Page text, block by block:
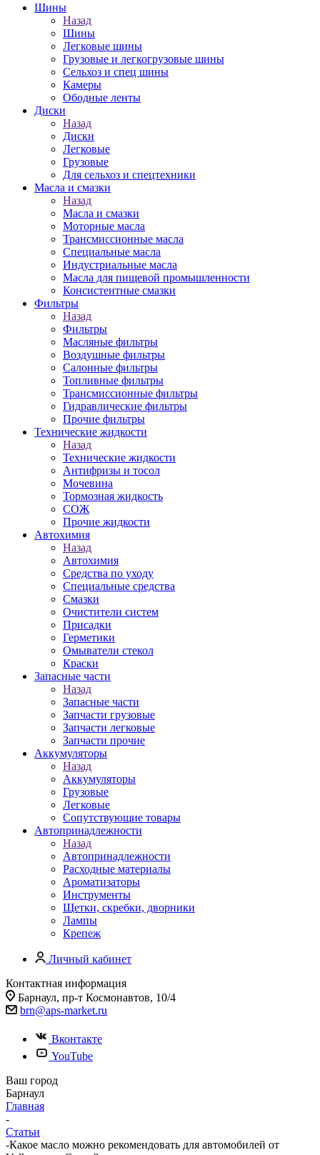
Шины
Назад
Шины
Легковые шины
Грузовые и легкогрузовые шины
Сельхоз и спец шины
Камеры
Ободные ленты
Диски
Назад
Диски
Легковые
Грузовые
Для сельхоз и спецтехники
Масла и смазки
Назад
Масла и смазки
Моторные масла
Трансмиссионные масла
Специальные масла
Индустриальные масла
Масла для пищевой промышленности
Консистентные смазки
Фильтры
Назад
Фильтры
Масляные фильтры
Воздушные фильтры
Салонные фильтры
Топливные фильтры
Трансмиссионные фильтры
Гидравлические фильтры
Прочие фильтры
Технические жидкости
Назад
Технические жидкости
Антифризы и тосол
Мочевина
Тормозная жидкость
СОЖ
Прочие жидкости
Автохимия
Назад
Автохимия
Средства по уходу
Специальные средства
Смазки
Очистители систем
Присадки
Герметики
Омыватели стекол
Краски
Запасные части
Назад
Запасные части
Запчасти грузовые
Запчасти легковые
Запчасти прочие
Аккумуляторы
Назад
Аккумуляторы
Грузовые
Легковые
Сопутствующие товары
Автопринадлежности
Назад
Автопринадлежности
Расходные материалы
Ароматизаторы
Инструменты
Щетки, скребки, дворники
Лампы
Крепеж
Личный кабинет
Контактная информация
Барнаул, пр-т Космонавтов, 10/4
brn@aps-market.ru
Вконтакте
YouTube
Ваш город
Барнаул
Главная
-
Статьи
-Какое масло можно рекомендовать для автомобилей от